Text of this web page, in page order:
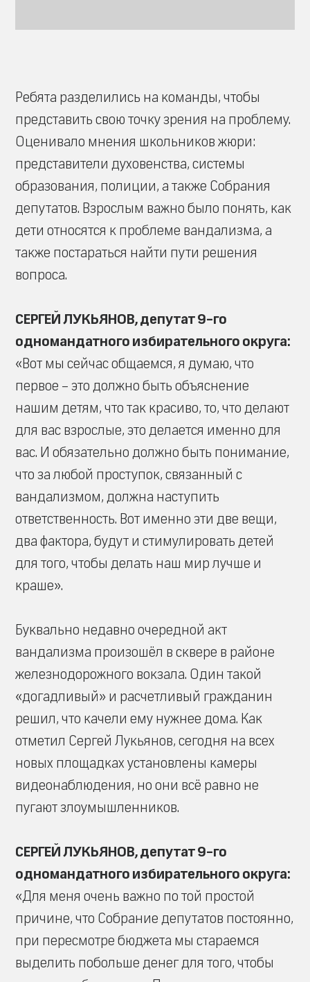
Ребята разделились на команды, чтобы
представить свою точку зрения на проблему.
Оценивало мнения школьников жюри:
представители духовенства, системы
образования, полиции, а также Собрания
депутатов. Взрослым важно было понять, как
дети относятся к проблеме вандализма, а
также постараться найти пути решения
вопроса.
СЕРГЕЙ ЛУКЬЯНОВ, депутат 9-го
одномандатного избирательного округа:
«Вот мы сейчас общаемся, я думаю, что
первое – это должно быть объяснение
нашим детям, что так красиво, то, что делают
для вас взрослые, это делается именно для
вас. И обязательно должно быть понимание,
что за любой проступок, связанный с
вандализмом, должна наступить
ответственность. Вот именно эти две вещи,
два фактора, будут и стимулировать детей
для того, чтобы делать наш мир лучше и
краше».
Буквально недавно очередной акт
вандализма произошёл в сквере в районе
железнодорожного вокзала. Один такой
«догадливый» и расчетливый гражданин
решил, что качели ему нужнее дома. Как
отметил Сергей Лукьянов, сегодня на всех
новых площадках установлены камеры
видеонаблюдения, но они всё равно не
пугают злоумышленников.
СЕРГЕЙ ЛУКЬЯНОВ, депутат 9-го
одномандатного избирательного округа:
«Для меня очень важно по той простой
причине, что Собрание депутатов постоянно,
при пересмотре бюджета мы стараемся
выделить побольше денег для того, чтобы